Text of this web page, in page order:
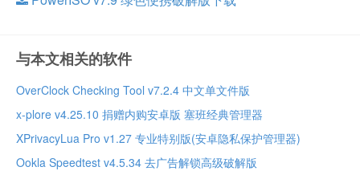
与本文相关的软件
OverClock Checking Tool v7.2.4 中文单文件版
x-plore v4.25.10 捐赠内购安卓版 塞班经典管理器
XPrivacyLua Pro v1.27 专业特别版(安卓隐私保护管理器)
Ookla Speedtest v4.5.34 去广告解锁高级破解版